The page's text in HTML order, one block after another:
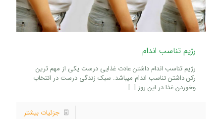
رژیم تناسب اندام
رژیم تناسب اندام داشتن عادت غذایی درست یکی از مهم ترین
رکن داشتن تناسب اندام میباشد. سبک زندگی درست در انتخاب
وخوردن غذا در این روز […]
جزئیات بیشتر